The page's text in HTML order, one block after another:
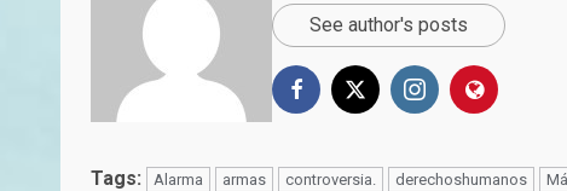
See author's posts
Tags: Alarma armas controversia. derechoshumanos